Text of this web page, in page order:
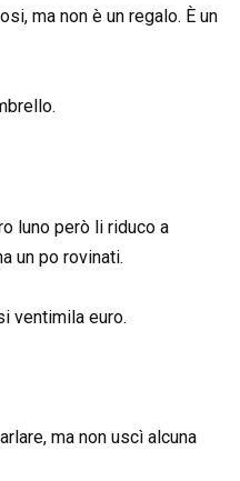
ma non è un regalo. È un
luno però li riduco a
un po rovinati.
ventimila euro.
ma non uscì alcuna